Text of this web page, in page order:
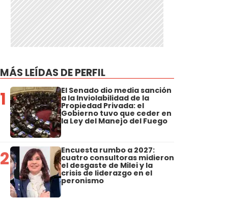
MÁS LEÍDAS DE PERFIL
1 El Senado dio media sanción
a la Inviolabilidad de la
Propiedad Privada: el
Gobierno tuvo que ceder en
la Ley del Manejo del Fuego
2 Encuesta rumbo a 2027:
cuatro consultoras midieron
el desgaste de Milei y la
crisis de liderazgo en el
peronismo